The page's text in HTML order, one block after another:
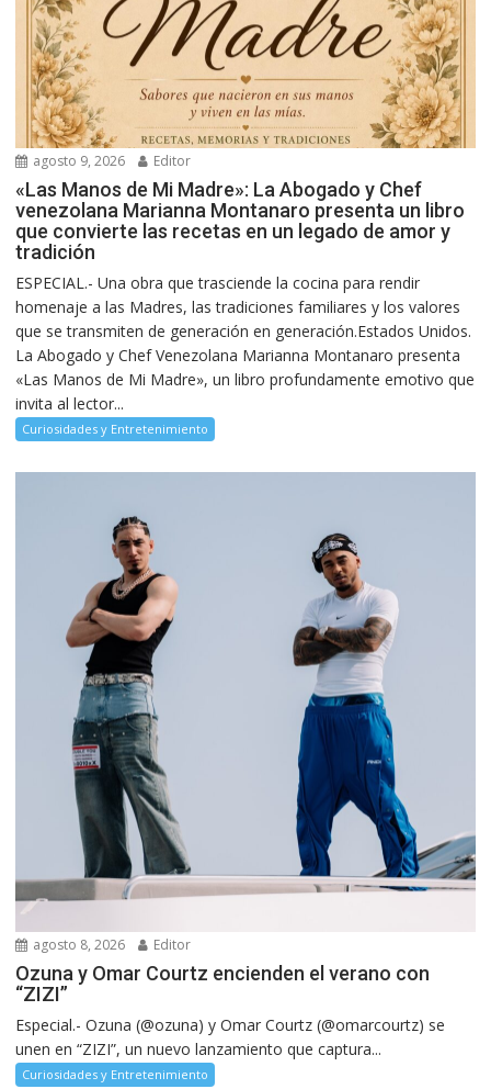
agosto 9, 2026 Editor
«Las Manos de Mi Madre»: La Abogado y Chef
venezolana Marianna Montanaro presenta un libro
que convierte las recetas en un legado de amor y
tradición
ESPECIAL.- Una obra que trasciende la cocina para rendir
homenaje a las Madres, las tradiciones familiares y los valores
que se transmiten de generación en generación.Estados Unidos.
La Abogado y Chef Venezolana Marianna Montanaro presenta
«Las Manos de Mi Madre», un libro profundamente emotivo que
invita al lector...
Curiosidades y Entretenimiento
agosto 8, 2026 Editor
Ozuna y Omar Courtz encienden el verano con
“ZIZI”
Especial.- Ozuna (@ozuna) y Omar Courtz (@omarcourtz) se
unen en “ZIZI”, un nuevo lanzamiento que captura...
Curiosidades y Entretenimiento